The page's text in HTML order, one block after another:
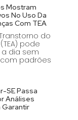
Mostram
No Uso Da
Com TEA
do
pode
dia sem
padrões
SE Passa
Análises
Garantir